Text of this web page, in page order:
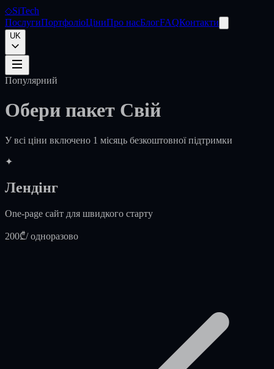
◇SiTech
ПослугиПортфоліоЦіниПро насБлогFAQКонтакти
UK
Популярний
Обери пакет Свій
У всі ціни включено 1 місяць безкоштовної підтримки
✦
Лендінг
One-page сайт для швидкого старту
200₾/ одноразово